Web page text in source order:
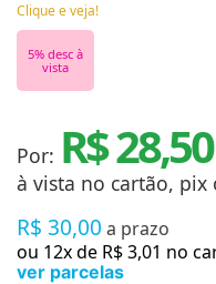
Clique e veja!
5% desc à
vista
Por: R$ 28,50
à vista no cartão, pix
R$ 30,00 a prazo
ou 12x de R$3,01 no
ver parcelas